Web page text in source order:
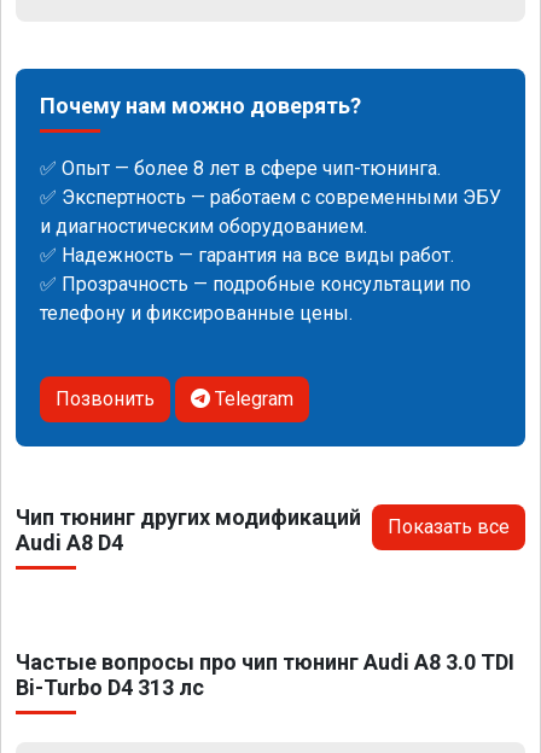
Почему нам можно доверять?
✅ Опыт — более 8 лет в сфере чип-тюнинга.
✅ Экспертность — работаем с современными ЭБУ
и диагностическим оборудованием.
✅ Надежность — гарантия на все виды работ.
✅ Прозрачность — подробные консультации по
телефону и фиксированные цены.
Позвонить Telegram
Чип тюнинг других модификаций
Audi A8 D4
Показать все
Частые вопросы про чип тюнинг Audi A8 3.0 TDI
Bi-Turbo D4 313 лс